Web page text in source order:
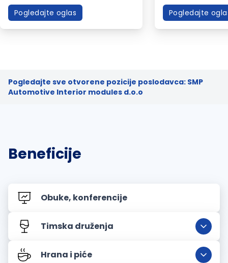
Pogledajte oglas Pogledajte
Pogledajte sve otvorene pozicije poslodavca: SMP
Automotive Interior modules d.o.o
Beneficije
Obuke, konferencije
Timska druženja
Hrana i piće